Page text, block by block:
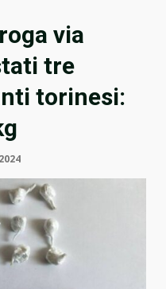
via
tre
torinesi: